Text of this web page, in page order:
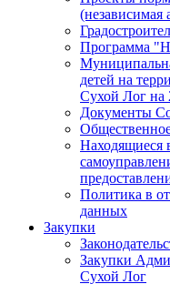
(независимая
Программа
детей на
Сухой Лог на
Документы
Находящиеся
Политика в
данных
Закупки
Закупки
Сухой Лог